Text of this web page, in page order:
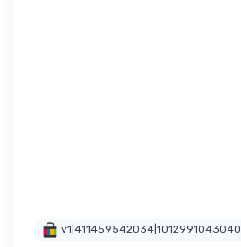
v1|411459542034|1012991043040